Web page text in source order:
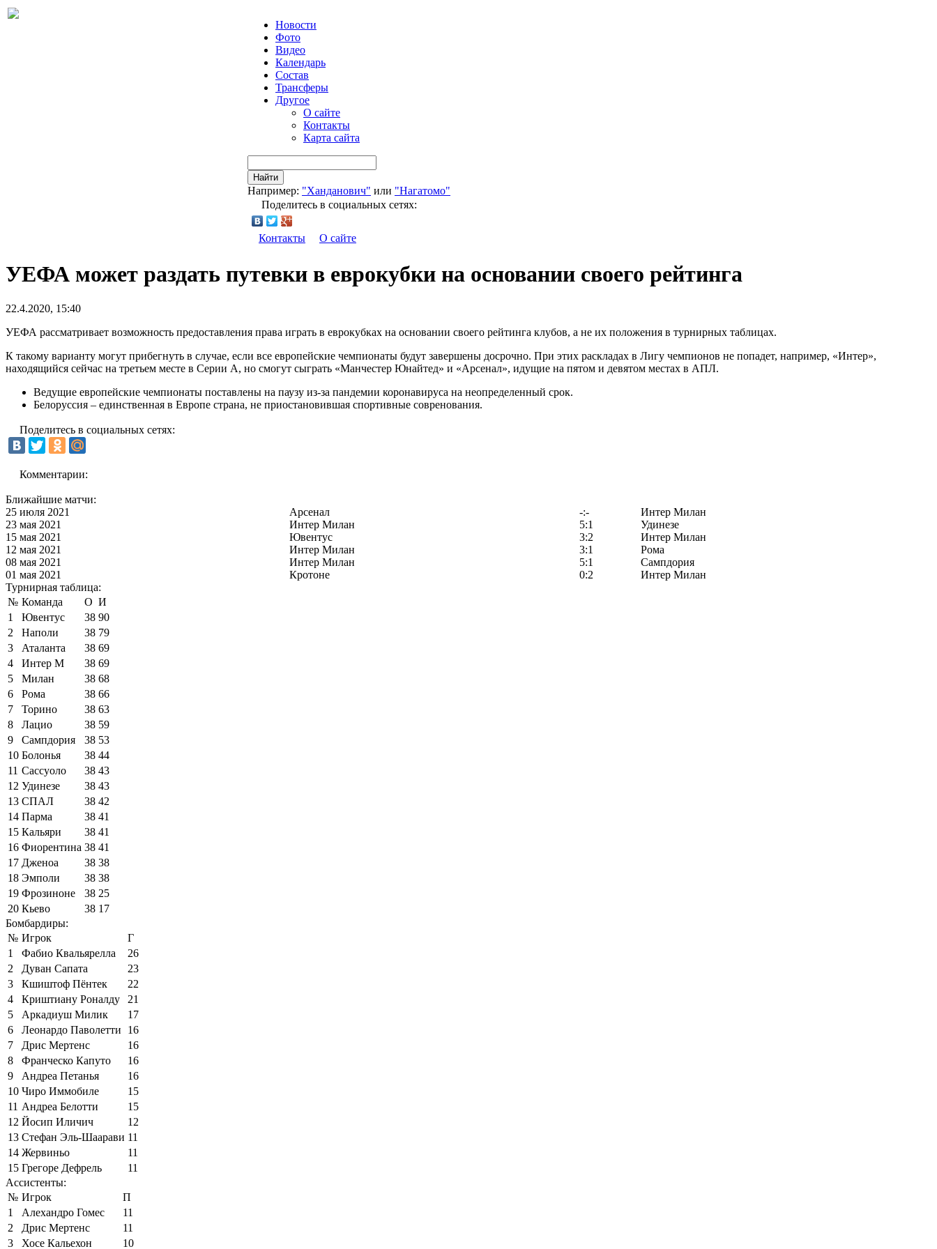
Новости
Фото
Видео
Календарь
Состав
Трансферы
Другое
О сайте
Контакты
Карта сайта
Найти
Например: "Ханданович" или "Нагатомо"
Поделитесь в социальных сетях:
Контакты О сайте
УЕФА может раздать путевки в еврокубки на основании своего рейтинга
22.4.2020, 15:40
УЕФА рассматривает возможность предоставления права играть в еврокубках на основании своего рейтинга клубов, а не их положения в турнирных таблицах.
К такому варианту могут прибегнуть в случае, если все европейские чемпионаты будут завершены досрочно. При этих раскладах в Лигу чемпионов не попадет, например, «Интер»,
находящийся сейчас на третьем месте в Серии А, но смогут сыграть «Манчестер Юнайтед» и «Арсенал», идущие на пятом и девятом местах в АПЛ.
Ведущие европейские чемпионаты поставлены на паузу из-за пандемии коронавируса на неопределенный срок.
Белоруссия – единственная в Европе страна, не приостановившая спортивные совренования.
Поделитесь в социальных сетях:
Комментарии:
Ближайшие матчи:
25 июля 2021
Арсенал -:-
Интер Милан
23 мая 2021
Интер Милан 5:1
Удинезе
15 мая 2021
Ювентус 3:2
Интер Милан
12 мая 2021
Интер Милан 3:1
Рома
08 мая 2021
Интер Милан 5:1
Сампдория
01 мая 2021
Кротоне 0:2
Интер Милан
Турнирная таблица:
№ Команда О И
1
Ювентус 38 90
2
Наполи 38 79
3
Аталанта 38 69
4
Интер М 38 69
5
Милан 38 68
6
Рома 38 66
7
Торино 38 63
8
Лацио 38 59
9
Сампдория 38 53
10 Болонья 38 44
11 Сассуоло 38 43
12 Удинезе 38 43
13 СПАЛ 38 42
14 Парма 38 41
15 Кальяри 38 41
16 Фиорентина 38 41
17 Дженоа 38 38
18 Эмполи 38 38
19 Фрозиноне 38 25
20 Кьево 38 17
Бомбардиры:
№ Игрок
Г
1
Фабио Квальярелла
26
2
Дуван Сапата
23
3
Кшиштоф Пёнтек
22
4
Криштиану Роналду
21
5
Аркадиуш Милик
17
6
Леонардо Паволетти
16
7
Дрис Мертенс
16
8
Франческо Капуто
16
9
Андреа Петанья
16
10 Чиро Иммобиле
15
11 Андреа Белотти
15
12 Йосип Иличич
12
13 Стефан Эль-Шаарави 11
14 Жервиньо
11
15 Грегоре Дефрель
11
Ассистенты:
№ Игрок
П
1
Алехандро Гомес
11
2
Дрис Мертенс
11
3
Хосе Кальехон
10